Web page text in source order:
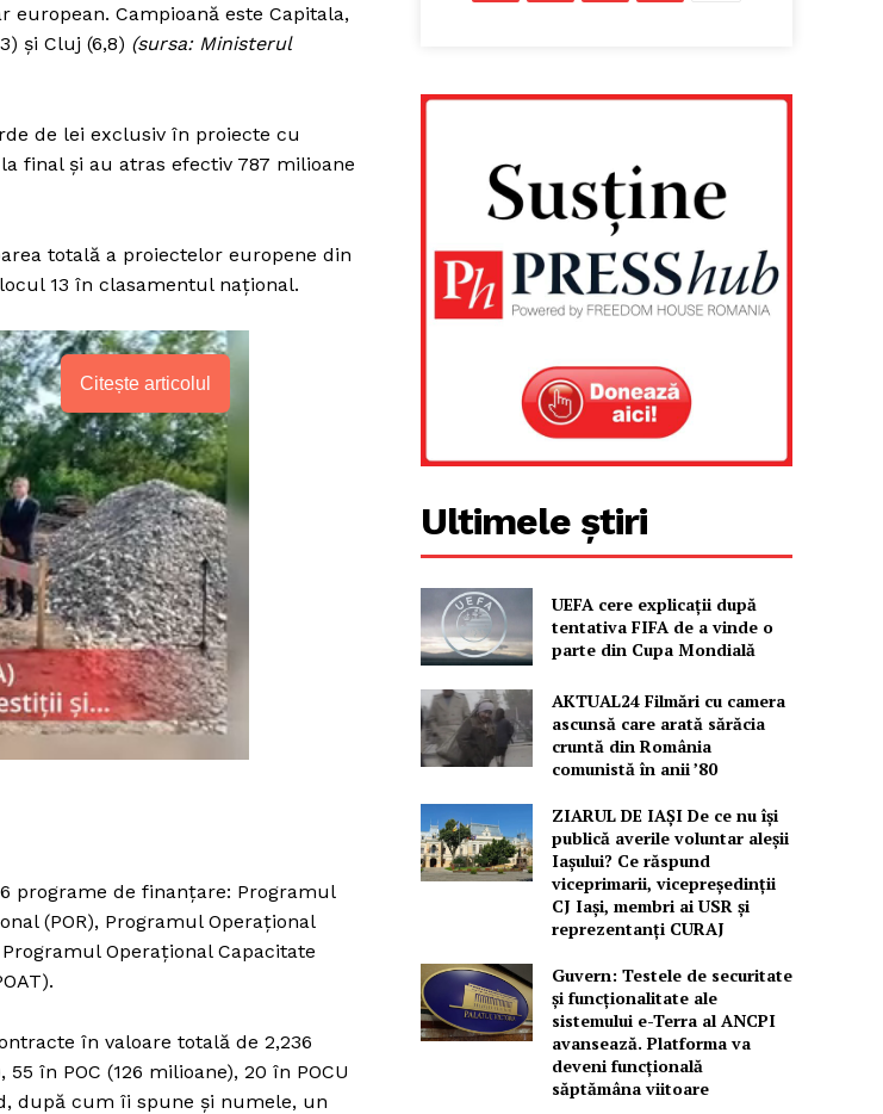
Proiecte editoriale
Rețea
Contact
Campioană este Capitala,
și Cluj (6,8) (sursa: Ministerul
de lei exclusiv în proiecte cu
final și au atras efectiv 787 milioane
totală a proiectelor europene din
13 în clasamentul național.
Citește articolul
programe de finanțare: Programul
(POR), Programul Operațional
Operațional Capacitate
în valoare totală de 2,236
în POC (126 milioane), 20 în POCU
după cum îi spune și numele, un
Ultimele știri
UEFA cere explicații după
tentativa FIFA de a vinde o
parte din Cupa Mondială
AKTUAL24 Filmări cu camera
ascunsă care arată sărăcia
cruntă din România
comunistă în anii ’80
ZIARUL DE IAȘI De ce nu își
publică averile voluntar aleșii
Iașului? Ce răspund
viceprimarii, vicepreședinții
CJ Iași, membri ai USR și
reprezentanți CURAJ
Guvern: Testele de securitate
și funcționalitate ale
sistemului e-Terra al ANCPI
avansează. Platforma va
deveni funcțională
săptămâna viitoare